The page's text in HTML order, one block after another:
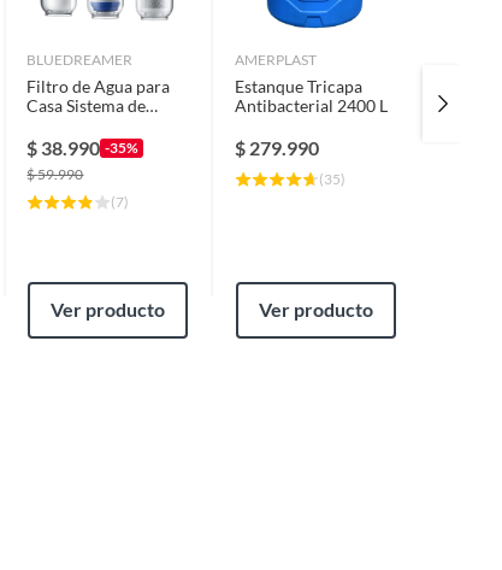
BLUEDREAMER
Filtro de Agua para
Casa Sistema de
Casa Cisterna o
Tinaco
$ 38.990 -35%
$59.990
(7)
Ver producto
AMERPLAST
Estanque Tricapa
Antibacterial 2400 L
$ 279.990
(35)
Ver producto